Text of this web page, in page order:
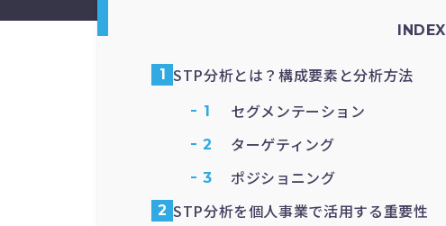
INDEX
STP分析とは？構成要素と分析方法
セグメンテーション
ターゲティング
ポジショニング
STP分析を個人事業で活用する重要性